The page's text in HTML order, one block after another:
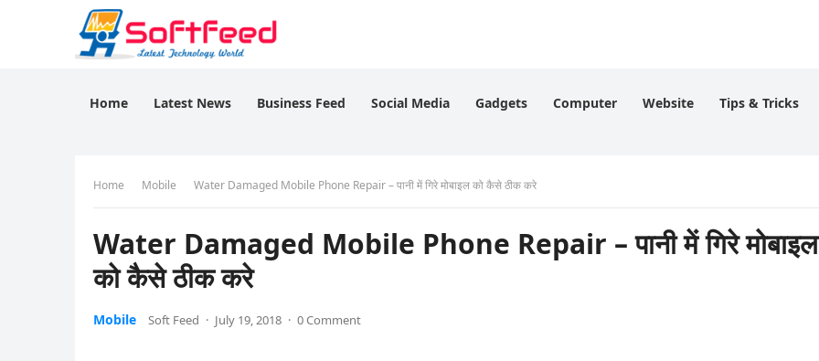
Home Latest News Business Feed Social Media Gadgets Computer Website Tips & Tricks
Home Mobile Water Damaged Mobile Phone Repair – पानी में गिरे मोबाइल को कैसे ठीक करे
Water Damaged Mobile Phone Repair – पानी में गिरे मोबाइल
को कैसे ठीक करे
Mobile Soft Feed · July 19, 2018 · 0 Comment